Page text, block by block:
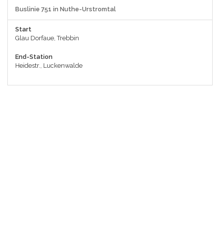
Buslinie 751 in Nuthe-Urstromtal
Start
Glau Dorfaue, Trebbin
End-Station
Heidestr., Luckenwalde